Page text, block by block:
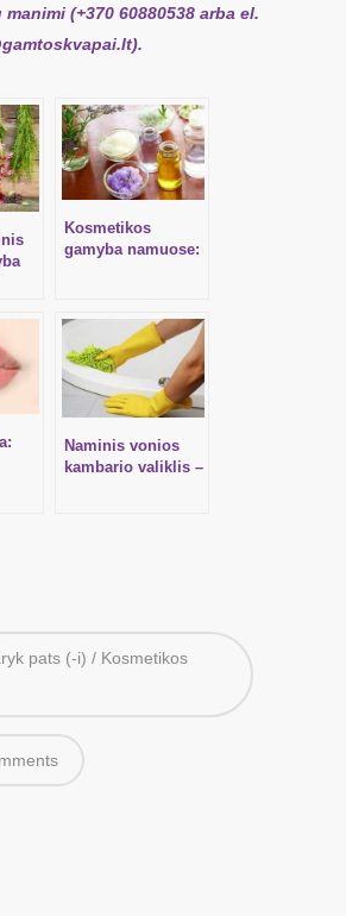
(+370 60880538 arba el.
).
Kosmetikos
gamyba namuose:
Naminis vonios
kambario valiklis –
pats (-i) / Kosmetikos